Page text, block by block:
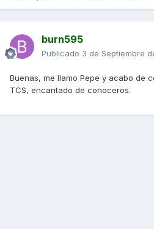
burn595
Publicado 3 de Septiembre
Buenas, me llamo Pepe y acabo de
TCS, encantado de conoceros.